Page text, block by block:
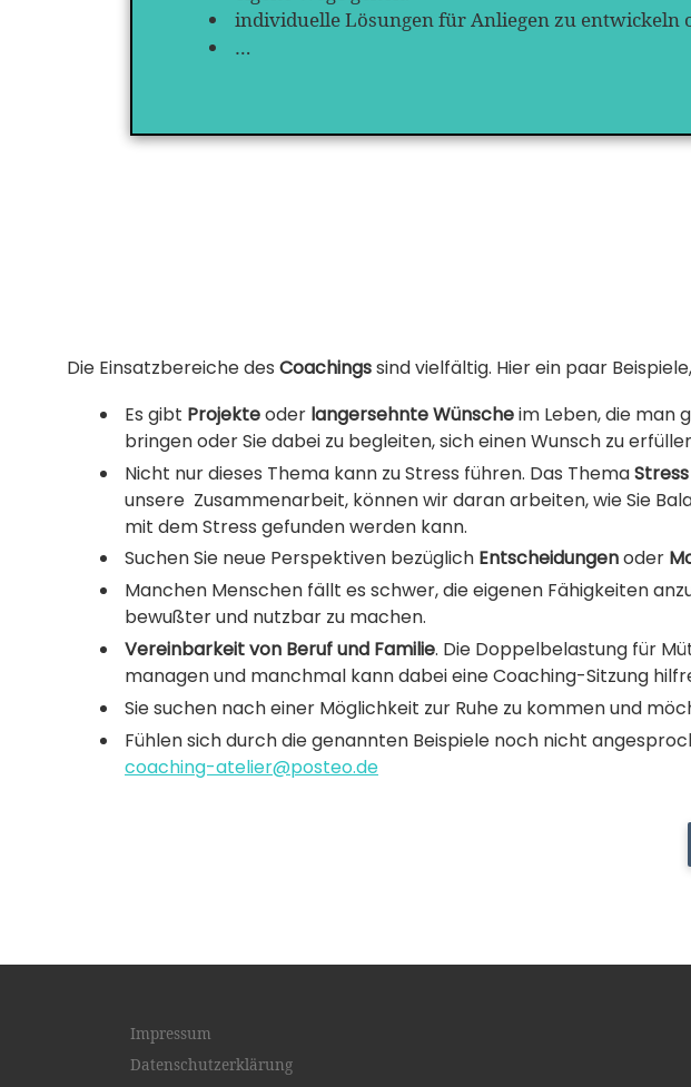
individuelle Lösungen für Anliegen zu entwickeln
…
Die Einsatzbereiche des Coachingssind vielfältig. Hier ein paar
Es gibt Projekteoder langersehnte Wünscheim Leben, die man
bringen oder Sie dabei zu begleiten, sich einen Wunsch zu
Nicht nur dieses Thema kann zu Stress führen. Das ThemaStress
unsere Zusammenarbeit, können wir daran arbeiten, wie Sie
mit dem Stress gefunden werden kann.
Suchen Sie neue Perspektiven bezüglich Entscheidungenoder
Manchen Menschen fällt es schwer, die eigenen Fähigkeiten
bewußter und nutzbar zu machen.
Vereinbarkeit von Beruf und Familie. Die Doppelbelastung für
managen und manchmal kann dabei eine Coaching-Sitzung
Sie suchen nach einer Möglichkeit zur Ruhe zu kommen und
Fühlen sich durch die genannten Beispiele noch nicht
coaching-atelier@posteo.de
Impressum
Datenschutzerklärung